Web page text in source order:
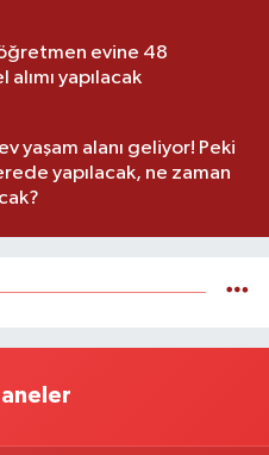
evine 48
alımı yapılacak
yaşam alanı geliyor! Peki
yapılacak, ne zaman